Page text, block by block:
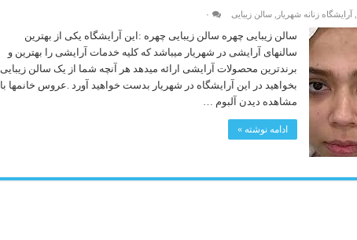
,آرایشگاه زنانه شهریار ,سالن زیبایی ۰
سالن زیبایی چهره سالن زیبایی چهره :این آرایشگاه یکی از بهترین
سالنهای آرایشی در شهریار میباشد که کلیه خدمات آرایشی را بهترین و
برندترین محصولات آرایشی ارائه میدهد هر آنچه شما از یک سالن زیبایی
بخواهید در این آرایشگاه در شهریار بدست خواهید آورد .عروس خانمها با
مشاهده دیدن آلبوم …
ادامه نوشته »